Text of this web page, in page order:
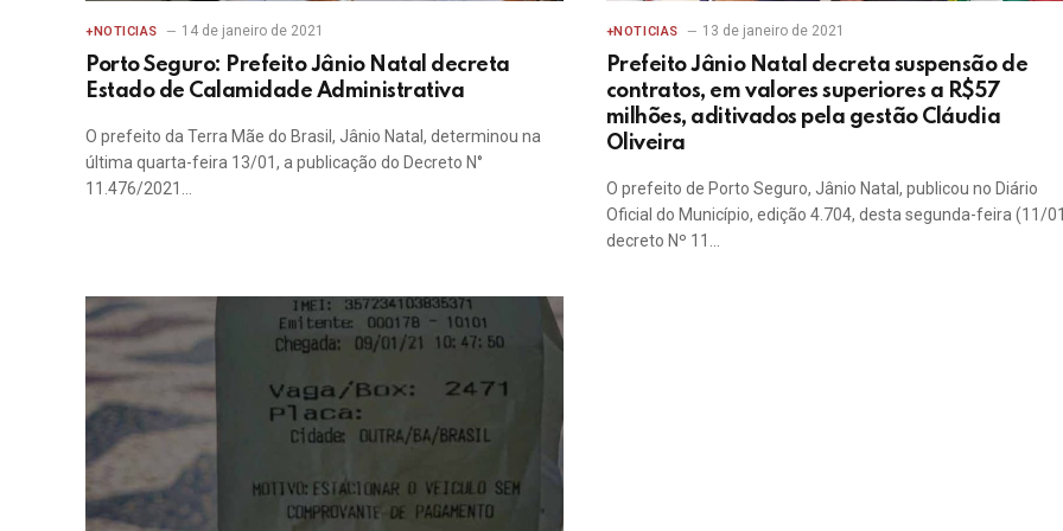
+NOTICIAS 14 de janeiro de 2021
Porto Seguro: Prefeito Jânio Natal decreta
Estado de Calamidade Administrativa
O prefeito da Terra Mãe do Brasil, Jânio Natal, determinou na
última quarta-feira 13/01, a publicação do Decreto N°
11.476/2021…
+NOTICIAS 13 de janeiro de 2021
Prefeito Jânio Natal decreta suspensão de
contratos, em valores superiores a R$57
milhões, aditivados pela gestão Cláudia
Oliveira
O prefeito de Porto Seguro, Jânio Natal, publicou no Diário
Oficial do Município, edição 4.704, desta segunda-feira (11/
decreto Nº 11…